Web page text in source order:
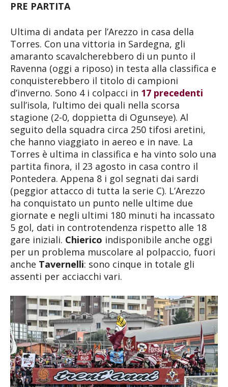
PRE PARTITA
Ultima di andata per l’Arezzo in casa della
Torres. Con una vittoria in Sardegna, gli
amaranto scavalcherebbero di un punto il
Ravenna (oggi a riposo) in testa alla classifica e
conquisterebbero il titolo di campioni
d’inverno. Sono 4 i colpacci in 17 precedenti
sull’isola, l’ultimo dei quali nella scorsa
stagione (2-0, doppietta di Ogunseye). Al
seguito della squadra circa 250 tifosi aretini,
che hanno viaggiato in aereo e in nave. La
Torres è ultima in classifica e ha vinto solo una
partita finora, il 23 agosto in casa contro il
Pontedera. Appena 8 i gol segnati dai sardi
(peggior attacco di tutta la serie C). L’Arezzo
ha conquistato un punto nelle ultime due
giornate e negli ultimi 180 minuti ha incassato
5 gol, dati in controtendenza rispetto alle 18
gare iniziali. Chierico indisponibile anche oggi
per un problema muscolare al polpaccio, fuori
anche Tavernelli: sono cinque in totale gli
assenti per acciacchi vari.